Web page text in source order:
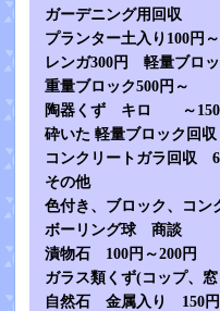
ガーデニング用回収
プランター土入り100円～
レンガ300円 軽量ブロッ
重量ブロック500円～
陶器くず キロ ～150
砕いた 軽量ブロック回
コンクリートガラ回収
その他
色付き、ブロック、コ
ボーリング球 商談
漬物石 100円～200円
ガラス類くず(コップ、窓
自然石 金属入り 150円